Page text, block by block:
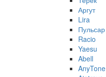
Аргут
Lira
Пульсар
Racio
Yaesu
Abell
AnyTone